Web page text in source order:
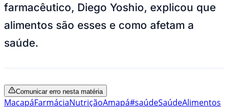
farmacêutico, Diego Yoshio, explicou que
alimentos são esses e como afetam a
saúde.
Comunicar erro nesta matéria
MacapáFarmáciaNutriçãoAmapá#saúdeSaúdeAlimentos